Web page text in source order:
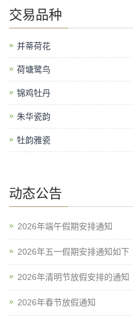
交易品种
并蒂荷花
荷塘鹭鸟
锦鸡牡丹
朱华瓷韵
牡韵雅瓷
动态公告
2026年端午假期安排通知
2026年五一假期安排通知如下
2026年清明节放假安排的通知
2026年春节放假通知